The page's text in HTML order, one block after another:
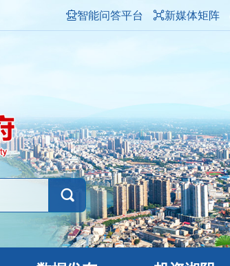
智能问答平台 新媒体矩阵